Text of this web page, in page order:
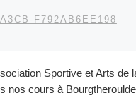
F792AB6EE198
Sportive et Arts de
nos cours à